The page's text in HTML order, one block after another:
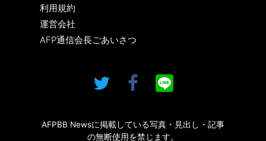
利用規約
運営会社
AFP通信会長ごあいさつ
AFPBB Newsに掲載している写真・見出し・記事
の無断使用を禁じます。